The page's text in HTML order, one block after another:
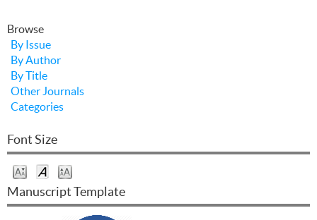
Browse
By Issue
By Author
By Title
Other Journals
Categories
Font Size
Manuscript Template